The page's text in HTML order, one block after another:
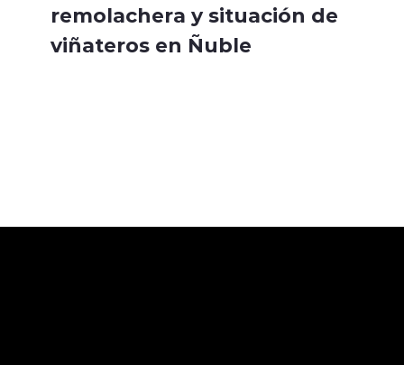
remolachera y situación de
viñateros en Ñuble